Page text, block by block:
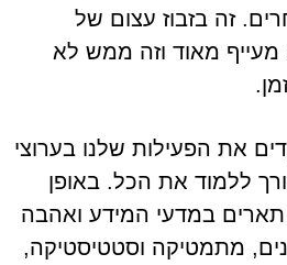
זה בזבוז עצום של
מעייף מאוד וזה ממש לא
את הפעילות שלנו בערוצי
ללמוד את הכל. באופן
תארים במדעי המידע ואהבה
מתמטיקה וסטטיסטיקה,